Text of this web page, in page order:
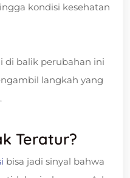
kondisi kesehatan
di balik perubahan ini
langkah yang
Teratur?
bisa jadi sinyal bahwa